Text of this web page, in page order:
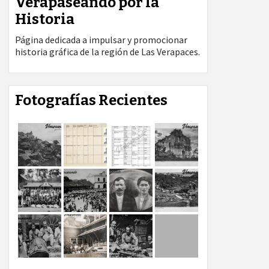
Historia
Página dedicada a impulsar y promocionar
historia gráfica de la región de Las Verapaces.
Fotografías Recientes